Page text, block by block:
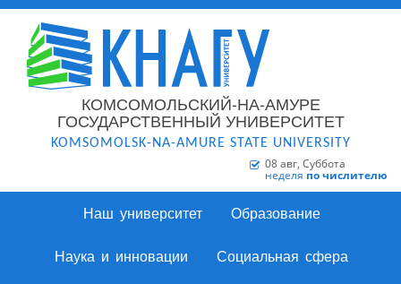
КОМСОМОЛЬСКИЙ-НА-АМУРЕ
ГОСУДАРСТВЕННЫЙ УНИВЕРСИТЕТ
KOMSOMOLSK-NA-AMURE STATE UNIVERSITY
08 авг, Суббота
неделя по числителю
Наш университет Образование
Наука и инновации Социальная сфера